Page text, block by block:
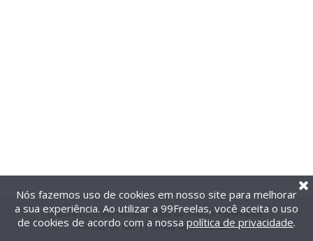
@2014-2026 99Freelas. Todos os direitos reservados.
Termos de uso| Política de privacidade
Nós fazemos uso de cookies em nosso site para melhorar
a sua experiência. Ao utilizar a 99Freelas, você aceita o uso
de cookies de acordo com a nossa política de privacidade.